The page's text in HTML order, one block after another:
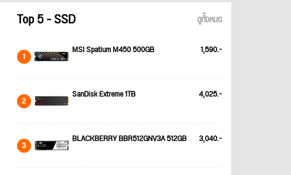
Top 5 - SSD ดูทั้งหมด
1 MSI Spatium M450 500GB 1,590.-
2 SanDisk Extreme 1TB 4,025.-
3 BLACKBERRY BBR512GNV3A 512GB 3,040.-